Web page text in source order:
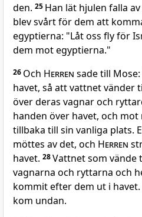
den. 25 Han lät hjulen falla
blev svårt för dem att
egyptierna: "Låt oss fly för
dem mot egyptierna."
26 Och Herren sade till
havet, så att vattnet vänder
över deras vagnar och
handen över havet, och
tillbaka till sin vanliga plats.
möttes av det, och Herren
havet. 28Vattnet som vände
vagnarna och ryttarna och
kommit efter dem ut i
kom undan.